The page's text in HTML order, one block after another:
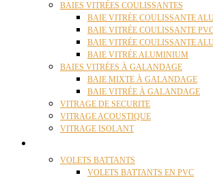
BAIES VITRÉES COULISSANTES
BAIE VITRÉE COULISSANTE
BAIE VITRÉE COULISSANTE
BAIE VITRÉE COULISSANTE
BAIE VITRÉE ALUMINIUM
BAIES VITRÉES À GALANDAGE
BAIE MIXTE À GALANDAGE
BAIE VITRÉE À GALANDAGE
VITRAGE DE SECURITE
VITRAGE ACOUSTIQUE
VITRAGE ISOLANT
VOLETS BATTANTS
VOLETS BATTANTS EN PVC